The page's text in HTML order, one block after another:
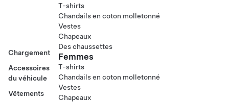
Chargement
Accessoires
du véhicule
Vêtements
T-shirts
Chandails en coton molletonné
Vestes
Chapeaux
Des chaussettes
Femmes
T-shirts
Chandails en coton molletonné
Vestes
Chapeaux